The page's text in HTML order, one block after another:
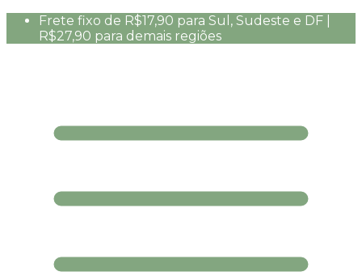
Frete fixo de R$17,90 para Sul, Sudeste e DF |
R$27,90 para demais regiões